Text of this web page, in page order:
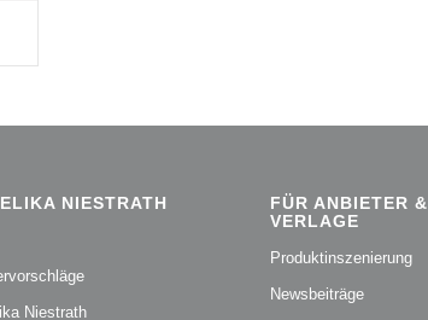
NIESTRATH
Niestrath
FÜR ANBIETER &
VERLAGE
Produktinszenierung
Newsbeiträge